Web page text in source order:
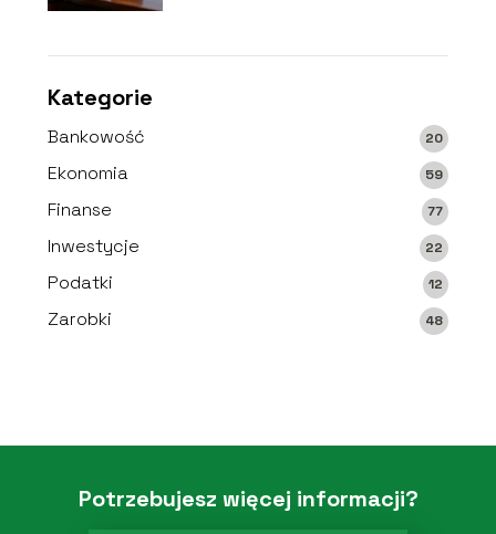
Kategorie
Bankowość 20
Ekonomia 59
Finanse 77
Inwestycje 22
Podatki 12
Zarobki 48
Potrzebujesz więcej informacji?